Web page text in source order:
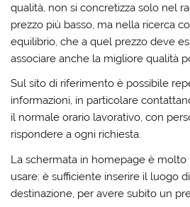
qualità, non si concretizza solo nel
prezzo più basso, ma nella ricerca
equilibrio, che a quel prezzo deve
associare anche la migliore qualità
Sul sito di riferimento è possibile
informazioni, in particolare
il normale orario lavorativo, con
rispondere a ogni richiesta.
La schermata in homepage è
usare: è sufficiente inserire il luogo
destinazione, per avere subito un